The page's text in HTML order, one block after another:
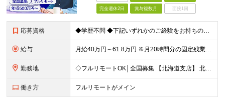
完全週休2日 賞与複数月 面接1回
応募資格 ◆学歴不問 ◆下記いずれかのご経験をお持ちの方 ・Webアプリケーション開発の実務経験（目安：7年以上） ・要件定義・基本設計など、上流工程の経験（目安：3年以上） ・Pythonでの開発経験（目安：
給与 月給40万円～61.8万円 ※月20時間分の固定残業代（58,000円～）を含む。超過時間分を別途支給 ※年齢、経験、スキル、前職給与などを考慮のうえ、決定いたします。 ※試用期間6ヶ月あり。期間中
勤務地 ◇フルリモートOK│全国募集 【北海道支店】 北海道札幌市中央区南一条西2丁目5番地 ※(変更の範囲)上記を除く当社関連勤務地 ※通勤不要
働き方 フルリモートがメイン